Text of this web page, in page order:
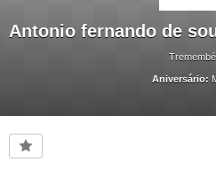
Antonio fernando de
Aniversário: